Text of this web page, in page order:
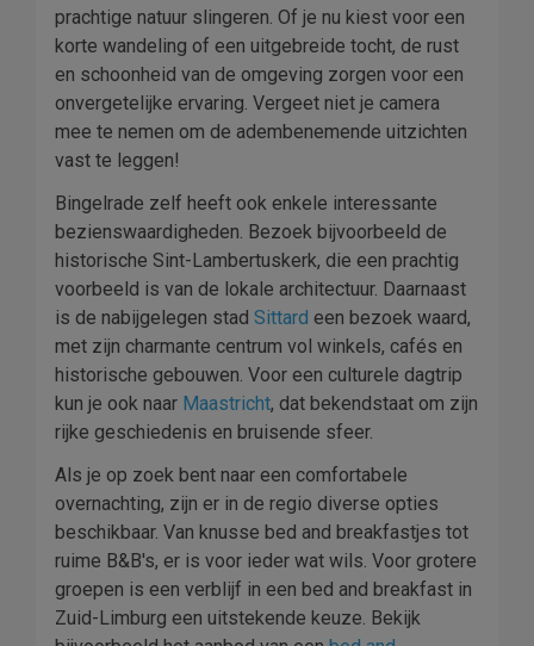
prachtige natuur slingeren. Of je nu kiest voor een
korte wandeling of een uitgebreide tocht, de rust
en schoonheid van de omgeving zorgen voor een
onvergetelijke ervaring. Vergeet niet je camera
mee te nemen om de adembenemende uitzichten
vast te leggen!
Bingelrade zelf heeft ook enkele interessante
bezienswaardigheden. Bezoek bijvoorbeeld de
historische Sint-Lambertuskerk, die een prachtig
voorbeeld is van de lokale architectuur. Daarnaast
is de nabijgelegen stad Sittard een bezoek waard,
met zijn charmante centrum vol winkels, cafés en
historische gebouwen. Voor een culturele dagtrip
kun je ook naar Maastricht, dat bekendstaat om zijn
rijke geschiedenis en bruisende sfeer.
Als je op zoek bent naar een comfortabele
overnachting, zijn er in de regio diverse opties
beschikbaar. Van knusse bed and breakfastjes tot
ruime B&B's, er is voor ieder wat wils. Voor grotere
groepen is een verblijf in een bed and breakfast in
Zuid-Limburg een uitstekende keuze. Bekijk